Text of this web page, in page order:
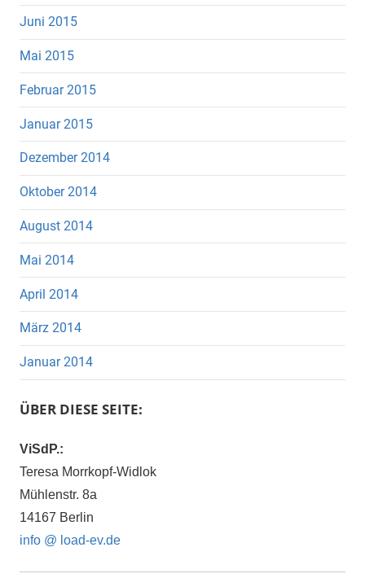
Juni 2015
Mai 2015
Februar 2015
Januar 2015
Dezember 2014
Oktober 2014
August 2014
Mai 2014
April 2014
März 2014
Januar 2014
ÜBER DIESE SEITE:
ViSdP.:
Teresa Morrkopf-Widlok
Mühlenstr. 8a
14167 Berlin
info @ load-ev.de